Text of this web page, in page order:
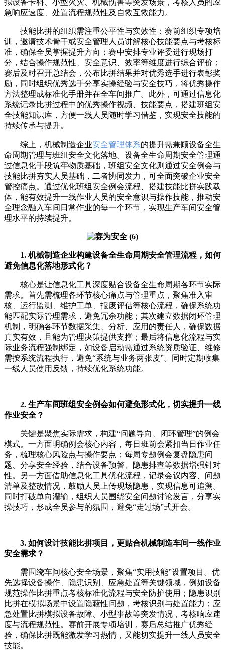
拟设备卡料、小型火灾、机械伤害等突发场景，考核人员的应
急响应速度、处置流程规范性及自救互救能力。
技能比拼的组织需注重公平性与实效性：赛前组织专项培
训，邀请技术骨干或安全管理人员讲解核心技能要点与考核标
准，确保全员掌握提升方向；赛中安排专业评委进行现场打
分，结合操作规范性、安全意识、效率等维度进行综合评价；
赛后及时召开总结会，公布比拼结果并对优秀选手进行表彰奖
励，同时组织优秀选手分享实操经验与安全技巧，将优秀操作
方法整理成标准化手册并在全车间推广。此外，可通过信息化
系统记录比拼过程中的优秀操作视频、技能要点，搭建班组安
全技能知识库，方便一线人员随时学习借鉴，实现安全技能的
持续传承与提升。
综上，机械制造企业安全管理体系的提升需兼顾设备全生
命周期管理与班组安全文化落地。设备全生命周期安全管理通
过信息化手段筑牢物质基础，班组安全文化则通过安全例会与
技能比拼夯实人员基础，二者协同发力，可全面突破企业安全
管控痛点。通过优化班组安全例会流程、搭建技能比拼实践载
体，能有效提升一线作业人员的安全意识与操作技能，推动安
全理念融入车间日常作业的每一个环节，实现生产车间安全管
理水平的持续提升。
1. 机械制造企业构建设备全生命周期安全管理流程，如何
避免信息化落地形式化？
核心是让信息化工具深度贴合设备全生命周期各环节实际
需求。首先需梳理各环节核心痛点与管理重点，聚焦准入审
核、运行监测、维护工单、报废评估等核心流程，确保系统功
能匹配实际管理需求，避免冗余功能；其次建立数据闭环管理
机制，明确各环节数据采集、分析、应用的责任人，确保数据
真实有效，且能为管理决策提供支撑；最后将信息化流程与实
际业务流程强制绑定，如设备启动需通过系统资质验证、维修
需按系统流程执行，避免“系统与业务两张皮”。同时定期收集
一线人员使用反馈，持续优化系统功能。
2. 生产车间班组安全例会如何避免形式化，切实提升一线
作业安全？
关键是聚焦实际需求，构建“问题导向、闭环管理”的例会
模式。一方面明确例会核心内容，每日班前会紧扣当日作业任
务，梳理核心风险点与操作要点；每周专题例会复盘隐患问
题、分享安全经验，结合设备预警、隐患排查等数据增强针对
性。另一方面借助信息化工具优化流程，记录会议内容、问题
清单及整改情况，鼓励人员上传现场隐患，实现信息可追溯。
同时打破单向灌输，组织人员围绕安全问题讨论发言，分享实
操技巧，形成全员参与的氛围，避免“走过场”式开会。
3. 如何设计技能比拼项目，更贴合机械制造车间一线作业
安全需求？
需围绕车间核心安全场景，聚焦“实用技能”设置项目。优
先选择设备操作、隐患识别、应急处置等关键领域，例如设备
规范操作比拼重点考核标准化流程与安全防护使用；隐患识别
比拼在模拟场景中设置隐蔽性问题，考核识别与处置能力；应
急处置比拼模拟设备故障、小型事故等突发情况，考核响应速
度与流程规范性。赛前开展专项培训，赛后总结推广优秀经
验，确保比拼既能激发学习热情，又能切实提升一线人员安全
技能。